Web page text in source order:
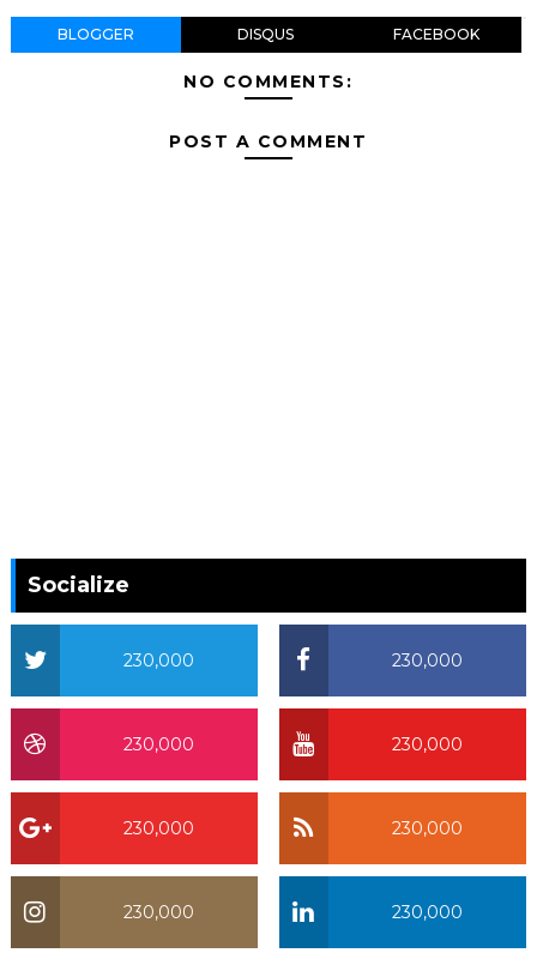
BLOGGER DISQUS FACEBOOK
NO COMMENTS:
POST A COMMENT
Socialize
230,000
230,000
230,000
230,000
230,000
230,000
230,000
230,000